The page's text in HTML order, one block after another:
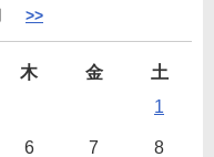
>>
木 金
土
1
6 7 8